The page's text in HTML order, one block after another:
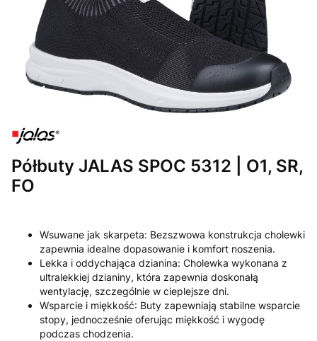
Półbuty JALAS SPOC 5312 | O1, SR,
FO
Wsuwane jak skarpeta: Bezszwowa konstrukcja cholewki
zapewnia idealne dopasowanie i komfort noszenia.
Lekka i oddychająca dzianina: Cholewka wykonana z
ultralekkiej dzianiny, która zapewnia doskonałą
wentylację, szczególnie w cieplejsze dni.
Wsparcie i miękkość: Buty zapewniają stabilne wsparcie
stopy, jednocześnie oferując miękkość i wygodę
podczas chodzenia.